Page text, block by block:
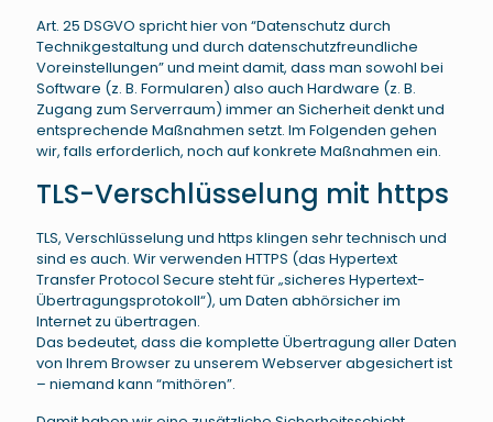
Art. 25 DSGVO spricht hier von “Datenschutz durch
Technikgestaltung und durch datenschutzfreundliche
Voreinstellungen” und meint damit, dass man sowohl bei
Software (z. B. Formularen) also auch Hardware (z. B.
Zugang zum Serverraum) immer an Sicherheit denkt und
entsprechende Maßnahmen setzt. Im Folgenden gehen
wir, falls erforderlich, noch auf konkrete Maßnahmen ein.
TLS-Verschlüsselung mit https
TLS, Verschlüsselung und https klingen sehr technisch und
sind es auch. Wir verwenden HTTPS (das Hypertext
Transfer Protocol Secure steht für „sicheres Hypertext-
Übertragungsprotokoll“), um Daten abhörsicher im
Internet zu übertragen.
Das bedeutet, dass die komplette Übertragung aller Daten
von Ihrem Browser zu unserem Webserver abgesichert ist
– niemand kann “mithören”.